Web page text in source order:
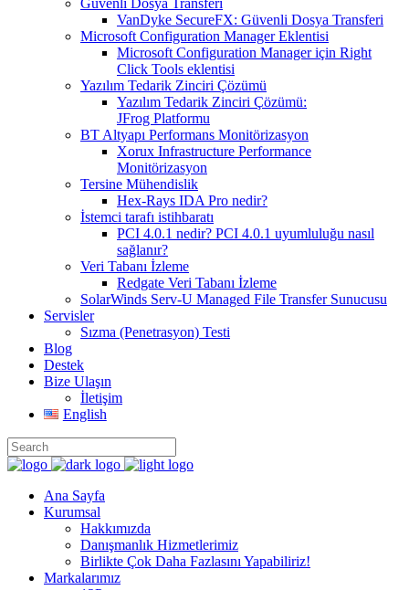
Güvenli Dosya Transferi
VanDyke SecureFX: Güvenli Dosya Transferi
Microsoft Configuration Manager Eklentisi
Microsoft Configuration Manager için Right
Click Tools eklentisi
Yazılım Tedarik Zinciri Çözümü
Yazılım Tedarik Zinciri Çözümü:
JFrog Platformu
BT Altyapı Performans Monitörizasyon
Xorux Infrastructure Performance
Monitörizasyon
Tersine Mühendislik
Hex-Rays IDA Pro nedir?
İstemci tarafı istihbaratı
PCI 4.0.1 nedir? PCI 4.0.1 uyumluluğu nasıl
sağlanır?
Veri Tabanı İzleme
Redgate Veri Tabanı İzleme
SolarWinds Serv-U Managed File Transfer Sunucusu
Servisler
Sızma (Penetrasyon) Testi
Blog
Destek
Bize Ulaşın
İletişim
English
Ana Sayfa
Kurumsal
Hakkımızda
Danışmanlık Hizmetlerimiz
Birlikte Çok Daha Fazlasını Yapabiliriz!
Markalarımız